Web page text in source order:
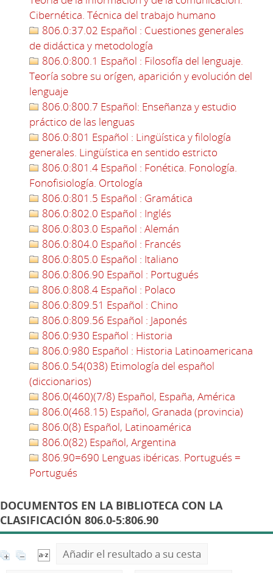
Cibernética. Técnica del trabajo humano
806.0:37.02 Español : Cuestiones generales
de didáctica y metodología
806.0:800.1 Español : Filosofía del lenguaje.
Teoría sobre su orígen, aparición y evolución del
lenguaje
806.0:800.7 Español: Enseñanza y estudio
práctico de las lenguas
806.0:801 Español : Lingüística y filología
generales. Lingüística en sentido estricto
806.0:801.4 Español : Fonética. Fonología.
Fonofisiología. Ortología
806.0:801.5 Español : Gramática
806.0:802.0 Español : Inglés
806.0:803.0 Español : Alemán
806.0:804.0 Español : Francés
806.0:805.0 Español : Italiano
806.0:806.90 Español : Portugués
806.0:808.4 Español : Polaco
806.0:809.51 Español : Chino
806.0:809.56 Español : Japonés
806.0:930 Español : Historia
806.0:980 Español : Historia Latinoamericana
806.0.54(038) Etimología del español
(diccionarios)
806.0(460)(7/8) Español, España, América
806.0(468.15) Español, Granada (provincia)
806.0(8) Español, Latinoamérica
806.0(82) Español, Argentina
806.90=690 Lenguas ibéricas. Portugués =
Portugués
DOCUMENTOS EN LA BIBLIOTECA CON LA
CLASIFICACIÓN 806.0-5:806.90
Añadir el resultado a su cesta